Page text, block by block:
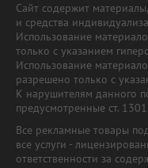
Сайт содержит
и средства
Использование
только с указанием
Использование
разрешено только с
К нарушителям данного
предусмотренные ст.
Все рекламные товары
все услуги -
ответственности за